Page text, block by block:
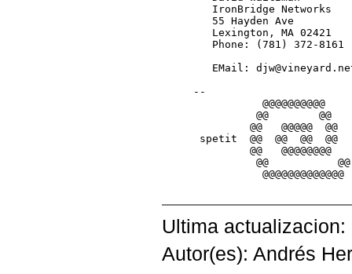
Ultima
Autor(es): Andrés